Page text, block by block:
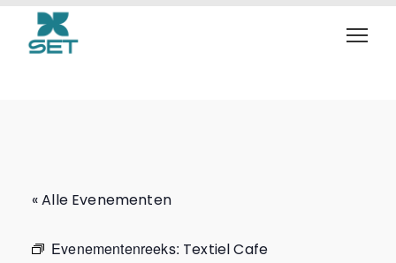
Textiel Cafe
« Alle Evenementen
Evenementenreeks: Textiel Cafe